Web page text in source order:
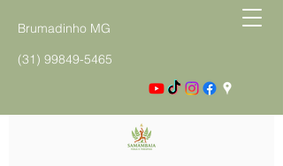
Brumadinho MG
(31) 99849-5465